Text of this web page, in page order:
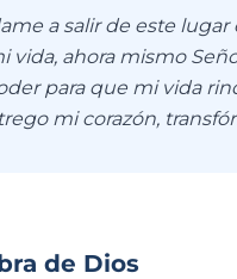
a salir de este
vida, ahora mismo
para que mi vida
mi corazón,
de Dios